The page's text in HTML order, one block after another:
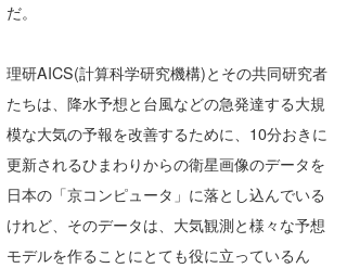
だ。
理研AICS(計算科学研究機構)とその共同研究者
たちは、降水予想と台風などの急発達する大規
模な大気の予報を改善するために、10分おきに
更新されるひまわりからの衛星画像のデータを
日本の「京コンピュータ」に落とし込んでいる
けれど、そのデータは、大気観測と様々な予想
モデルを作ることにとても役に立っているん
VAGY
waka☆=
YUKI☆
ハンマー